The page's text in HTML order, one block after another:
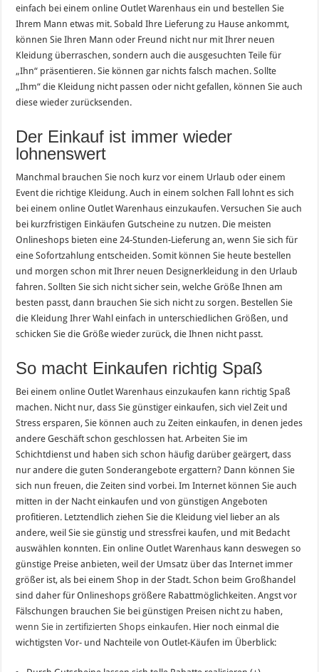
einfach bei einem online Outlet Warenhaus ein und bestellen Sie
Ihrem Mann etwas mit. Sobald Ihre Lieferung zu Hause ankommt,
können Sie Ihren Mann oder Freund nicht nur mit Ihrer neuen
Kleidung überraschen, sondern auch die ausgesuchten Teile für
„Ihn“ präsentieren. Sie können gar nichts falsch machen. Sollte
„Ihm“ die Kleidung nicht passen oder nicht gefallen, können Sie auch
diese wieder zurücksenden.
Der Einkauf ist immer wieder
lohnenswert
Manchmal brauchen Sie noch kurz vor einem Urlaub oder einem
Event die richtige Kleidung. Auch in einem solchen Fall lohnt es sich
bei einem online Outlet Warenhaus einzukaufen. Versuchen Sie auch
bei kurzfristigen Einkäufen Gutscheine zu nutzen. Die meisten
Onlineshops bieten eine 24-Stunden-Lieferung an, wenn Sie sich für
eine Sofortzahlung entscheiden. Somit können Sie heute bestellen
und morgen schon mit Ihrer neuen Designerkleidung in den Urlaub
fahren. Sollten Sie sich nicht sicher sein, welche Größe Ihnen am
besten passt, dann brauchen Sie sich nicht zu sorgen. Bestellen Sie
die Kleidung Ihrer Wahl einfach in unterschiedlichen Größen, und
schicken Sie die Größe wieder zurück, die Ihnen nicht passt.
So macht Einkaufen richtig Spaß
Bei einem online Outlet Warenhaus einzukaufen kann richtig Spaß
machen. Nicht nur, dass Sie günstiger einkaufen, sich viel Zeit und
Stress ersparen, Sie können auch zu Zeiten einkaufen, in denen jedes
andere Geschäft schon geschlossen hat. Arbeiten Sie im
Schichtdienst und haben sich schon häufig darüber geärgert, dass
nur andere die guten Sonderangebote ergattern? Dann können Sie
sich nun freuen, die Zeiten sind vorbei. Im Internet können Sie auch
mitten in der Nacht einkaufen und von günstigen Angeboten
profitieren. Letztendlich ziehen Sie die Kleidung viel lieber an als
andere, weil Sie sie günstig und stressfrei kaufen, und mit Bedacht
auswählen konnten. Ein online Outlet Warenhaus kann deswegen so
günstige Preise anbieten, weil der Umsatz über das Internet immer
größer ist, als bei einem Shop in der Stadt. Schon beim Großhandel
sind daher für Onlineshops größere Rabattmöglichkeiten. Angst vor
Fälschungen brauchen Sie bei günstigen Preisen nicht zu haben,
wenn Sie in zertifizierten Shops einkaufen. Hier noch einmal die
wichtigsten Vor- und Nachteile von Outlet-Käufen im Überblick: